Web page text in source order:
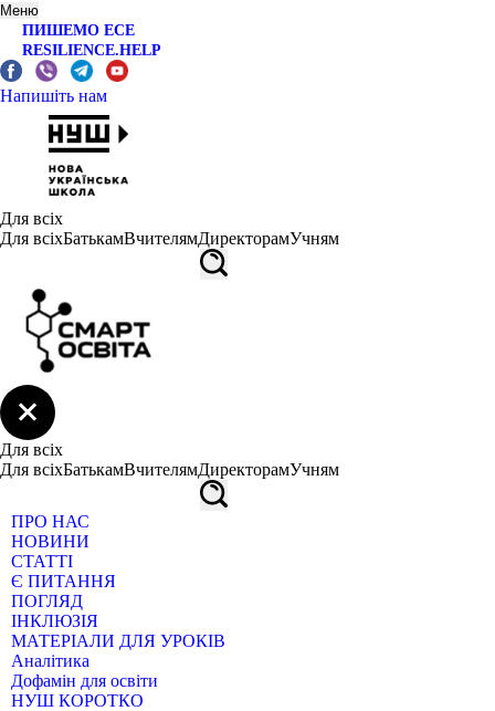
Меню
ПИШЕМО ЕСЕ
RESILIENCE.HELP
Напишіть нам
Для всіх
Для всіхБатькамВчителямДиректорамУчням
Для всіх
Для всіхБатькамВчителямДиректорамУчням
ПРО НАС
НОВИНИ
СТАТТІ
Є ПИТАННЯ
ПОГЛЯД
ІНКЛЮЗІЯ
МАТЕРІАЛИ ДЛЯ УРОКІВ
Аналітика
Дофамін для освіти
НУШ КОРОТКО